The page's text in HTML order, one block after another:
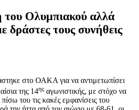
Ολυμπιακού αλλά
δράστες τους συνήθεις
στο ΟΑΚΑ για να αντιμετωπίσει
της 14ης αγωνιστικής, με στόχο να
του τις κακές εμφανίσεις του